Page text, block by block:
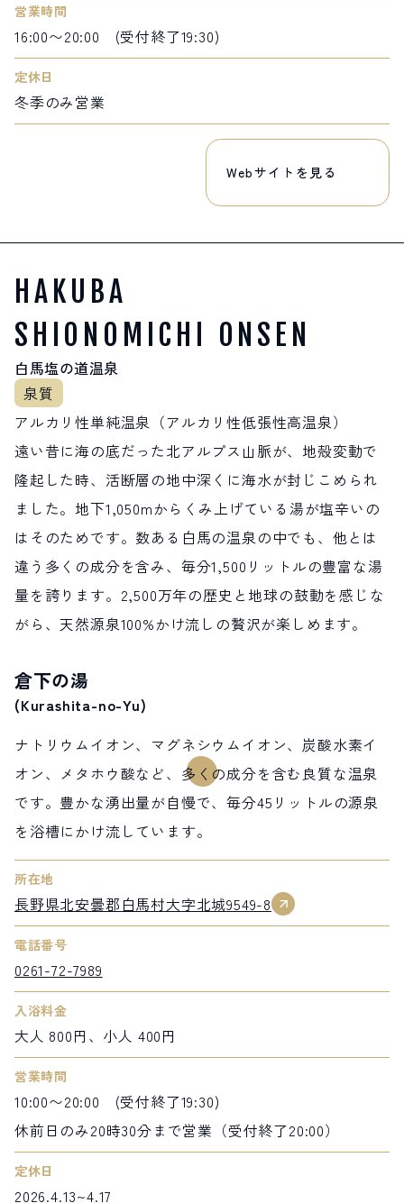
営業時間
16:00〜20:00 (受付終了19:30)
定休日
冬季のみ営業
Webサイトを見る
HAKUBA
SHIONOMICHI ONSEN
白馬塩の道温泉
アルカリ性単純温泉（アルカリ性低張性高温泉）
遠い昔に海の底だった北アルプス山脈が、地殻変動で
隆起した時、活断層の地中深くに海水が封じこめられ
ました。地下1,050mからくみ上げている湯が塩辛いの
はそのためです。数ある白馬の温泉の中でも、他とは
違う多くの成分を含み、毎分1,500リットルの豊富な湯
量を誇ります。2,500万年の歴史と地球の鼓動を感じな
がら、天然源泉100%かけ流しの贅沢が楽しめます。
倉下の湯
(Kurashita-no-Yu)
ナトリウムイオン、マグネシウムイオン、炭酸水素イ
オン、メタホウ酸など、多くの成分を含む良質な温泉
です。豊かな湧出量が自慢で、毎分45リットルの源泉
を浴槽にかけ流しています。
所在地
長野県北安曇郡白馬村大字北城9549-8
電話番号
0261-72-7989
入浴料金
大人 800円、小人 400円
営業時間
10:00〜20:00 (受付終了19:30)
休前日のみ20時30分まで営業（受付終了20:00）
定休日
2026.4.13~4.17